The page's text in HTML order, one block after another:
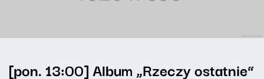
[pon. 13:00] Album „Rzeczy ostatnie”